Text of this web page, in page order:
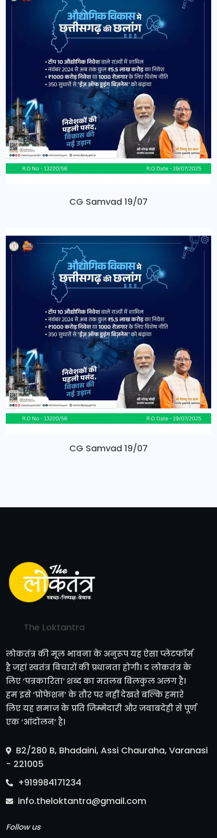
CG Samvad 19/07
CG Samvad 19/07
The Loktantra
लोकतंत्र की मूल भावना के अनुरूप यह ऐसा प्लेटफॉर्म
है जहां स्वतंत्र विचारों की प्रधानता होगी। द लोकतंत्र के
लिए ‘पत्रकारिता’ शब्द का मतलब बिलकुल अलग है।
हम इसे ‘प्रोफेशन’ के तौर पर नहीं देखते बल्कि हमारे
लिए यह समाज के प्रति जिम्मेदारी और जवाबदेही से पूर्ण
एक ‘आंदोलन’ है।
B2/280 B, Bhadaini, Assi Chauraha, Varanasi
- 221005
+919984171234
info.theloktantra@gmail.com
Follow us